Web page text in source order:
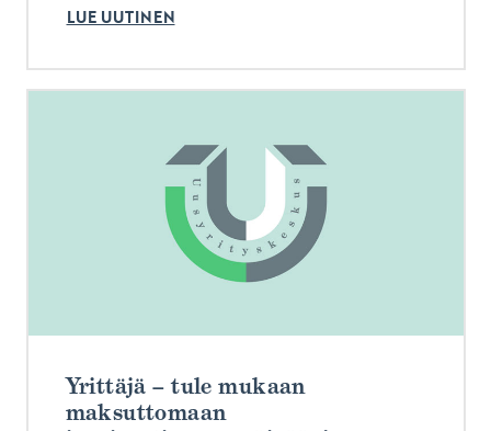
LUE UUTINEN
Yrittäjä – tule mukaan
maksuttomaan